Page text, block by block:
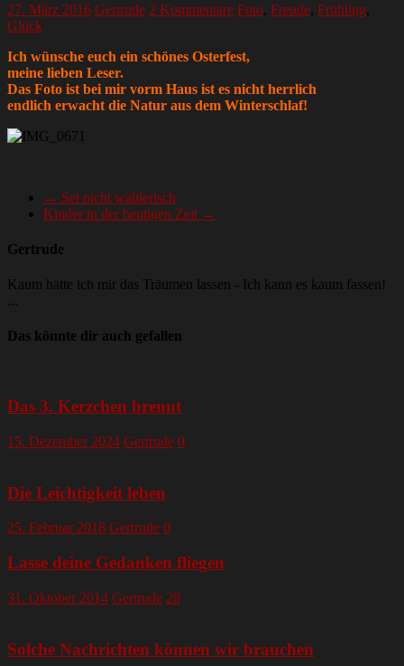
27. März 2016 Gertrude 2 Kommentare Foto, Freude, Frühling,
Glück
Ich wünsche euch ein schönes Osterfest,
meine lieben Leser.
Das Foto ist bei mir vorm Haus ist es nicht herrlich
endlich erwacht die Natur aus dem Winterschlaf!
← Sei nicht wählerisch
Kinder in der heutigen Zeit →
Gertrude
Kaum hätte ich mir das Träumen lassen - Ich kann es kaum fassen!
Das könnte dir auch gefallen
Das 3. Kerzchen brennt
15. Dezember 2024 Gertrude 0
Die Leichtigkeit leben
25. Februar 2018 Gertrude 0
Lasse deine Gedanken fliegen
31. Oktober 2014 Gertrude 28
Solche Nachrichten können wir brauchen